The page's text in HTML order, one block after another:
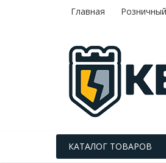
Главная
КАТАЛОГ ТОВАРОВ